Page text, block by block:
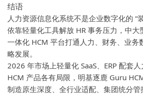
结语
人力资源信息化系统不是企业数字化的 “
依靠轻量化工具解放 HR 事务压力，中
一体化 HCM 平台打通人力、财务、业务
略发展。
2026 年市场上轻量化 SaaS、ERP 配套
HCM 产品各有局限， 明基逐鹿 Guru
制造原生深度、全行业适配、集团统分